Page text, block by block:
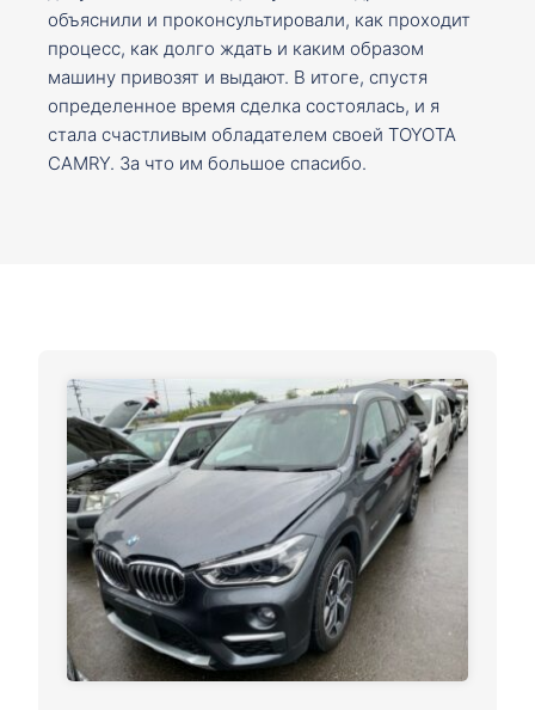
объяснили и проконсультировали, как проходит
процесс, как долго ждать и каким образом
машину привозят и выдают. В итоге, спустя
определенное время сделка состоялась, и я
стала счастливым обладателем своей TOYOTA
CAMRY. За что им большое спасибо.